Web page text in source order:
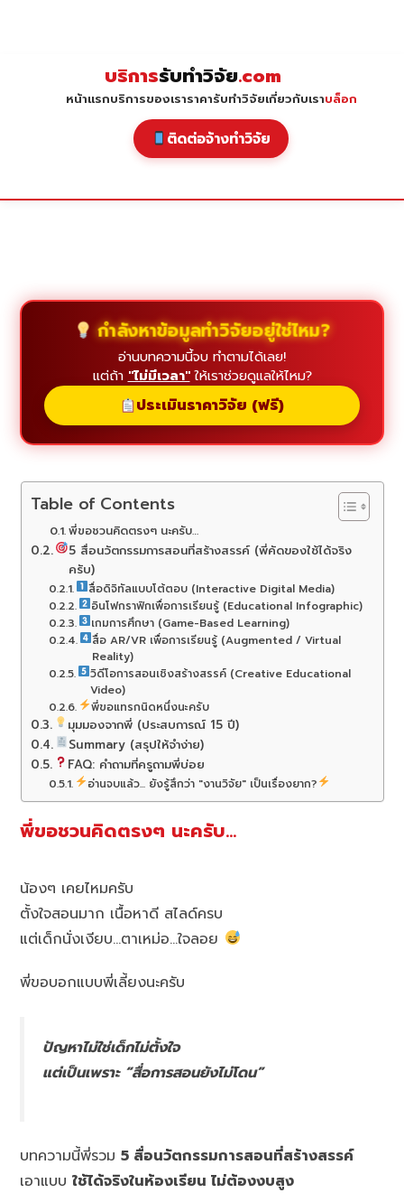
บริการรับทำวิจัย.com
หน้าแรกบริการของเราราคารับทำวิจัยเกี่ยวกับเราบล็อก
ติดต่อจ้างทำวิจัย
กำลังหาข้อมูลทำวิจัยอยู่ใช่ไหม?
อ่านบทความนี้จบ ทำตามได้เลย!
แต่ถ้า "ไม่มีเวลา"ให้เราช่วยดูแลให้ไหม?
ประเมินราคาวิจัย (ฟรี)
Table of Contents
พี่ขอชวนคิดตรงๆ นะครับ…
5 สื่อนวัตกรรมการสอนที่สร้างสรรค์ (พี่คัดของใช้ได้จริง
ครับ)
สื่อดิจิทัลแบบโต้ตอบ (Interactive Digital Media)
อินโฟกราฟิกเพื่อการเรียนรู้ (Educational Infographic)
เกมการศึกษา (Game-Based Learning)
สื่อ AR/VR เพื่อการเรียนรู้ (Augmented / Virtual
Reality)
วิดีโอการสอนเชิงสร้างสรรค์ (Creative Educational
Video)
พี่ขอแทรกนิดหนึ่งนะครับ
มุมมองจากพี่ (ประสบการณ์ 15 ปี)
Summary (สรุปให้จำง่าย)
FAQ: คำถามที่ครูถามพี่บ่อย
อ่านจบแล้ว... ยังรู้สึกว่า "งานวิจัย" เป็นเรื่องยาก?
พี่ขอชวนคิดตรงๆ นะครับ…
น้องๆ เคยไหมครับ
ตั้งใจสอนมาก เนื้อหาดี สไลด์ครบ
แต่เด็กนั่งเงียบ…ตาเหม่อ…ใจลอย
พี่ขอบอกแบบพี่เลี้ยงนะครับ
ปัญหาไม่ใช่เด็กไม่ตั้งใจ
แต่เป็นเพราะ “สื่อการสอนยังไม่โดน”
บทความนี้พี่รวม5 สื่อนวัตกรรมการสอนที่สร้างสรรค์
เอาแบบใช้ได้จริงในห้องเรียน ไม่ต้องงบสูง